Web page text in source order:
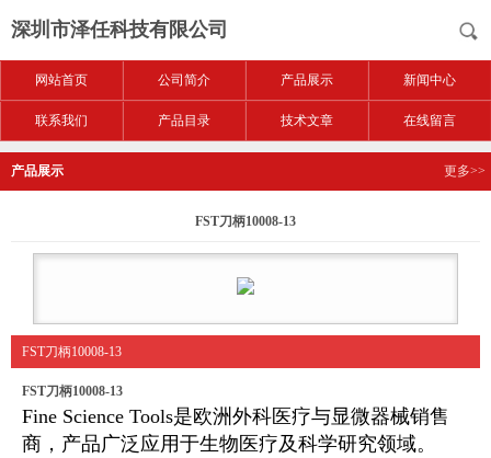
深圳市泽任科技有限公司
网站首页 公司简介 产品展示 新闻中心
联系我们 产品目录 技术文章 在线留言
产品展示 更多>>
FST刀柄10008-13
FST刀柄10008-13
FST刀柄10008-13
Fine Science Tools是欧洲外科医疗与显微器械销售
商，产品广泛应用于生物医疗及科学研究领域。